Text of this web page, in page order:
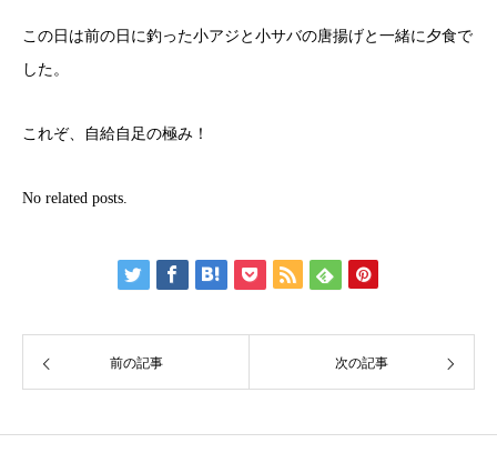
この日は前の日に釣った小アジと小サバの唐揚げと一緒に夕食で
した。
これぞ、自給自足の極み！
No related posts.
前の記事 次の記事